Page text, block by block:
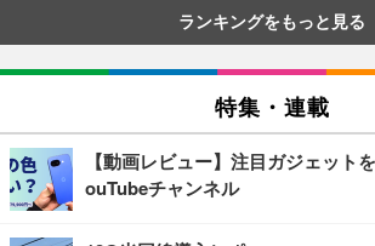
ランキングをもっと見る
特集・連載
【動画レビュー】注目ガジェット
ouTubeチャンネル